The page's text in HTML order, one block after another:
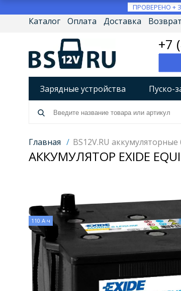
ПРОВЕРЕНО +
Каталог Оплата Доставка
+7
Зарядные устройства Пуско-
Разрядно-диагностические
Источники бесперебойного
Товары по брендам
Главная / BS12V.RU аккумуляторные
АККУМУЛЯТОР EXIDE
110 А·ч